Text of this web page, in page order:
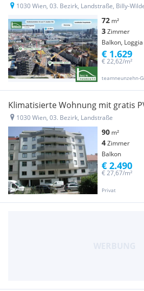
1030 Wien, 03. Bezirk, Landstraße, Billy-
72 m²
3Zimmer
Balkon, Loggia
teamneunzehn-
€ 22,62/m²
€ 1.629
Klimatisierte Wohnung mit gratis
1030 Wien, 03. Bezirk, Landstraße
90 m²
4Zimmer
Balkon
Privat
€ 27,67/m²
€ 2.490